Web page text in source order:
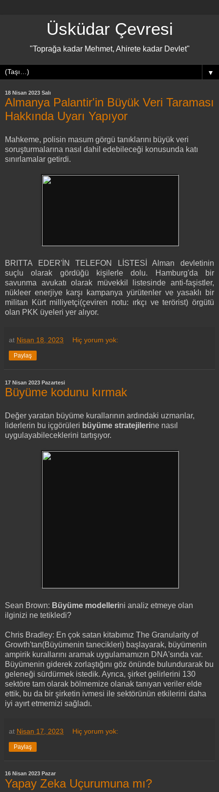
Üsküdar Çevresi
"Toprağa kadar Mehmet, Ahirete kadar Devlet"
▼
18 Nisan 2023 Salı
Almanya Palantir'in Büyük Veri Taraması
Hakkında Uyarı Yapıyor
Mahkeme, polisin masum görgü tanıklarını büyük veri
soruşturmalarına nasıl dahil edebileceği konusunda katı
sınırlamalar getirdi.
BRITTA EDER'İN TELEFON LİSTESİ Alman devletinin
suçlu olarak gördüğü kişilerle dolu. Hamburg'da bir
savunma avukatı olarak müvekkil listesinde anti-faşistler,
nükleer enerjiye karşı kampanya yürütenler ve yasaklı bir
militan Kürt milliyetçi(çeviren notu: ırkçı ve terörist) örgütü
olan PKK üyeleri yer alıyor.
at Nisan 18, 2023 Hiç yorum yok:
Paylaş
17 Nisan 2023 Pazartesi
Büyüme kodunu kırmak
Değer yaratan büyüme kurallarının ardındaki uzmanlar,
liderlerin bu içgörüleri büyüme stratejilerine nasıl
uygulayabileceklerini tartışıyor.
Sean Brown: Büyüme modellerini analiz etmeye olan
ilginizi ne tetikledi?
Chris Bradley: En çok satan kitabımız The Granularity of
Growth'tan(Büyümenin tanecikleri) başlayarak, büyümenin
ampirik kurallarını aramak uygulamamızın DNA'sında var.
Büyümenin giderek zorlaştığını göz önünde bulundurarak bu
geleneği sürdürmek istedik. Ayrıca, şirket gelirlerini 130
sektöre tam olarak bölmemize olanak tanıyan veriler elde
ettik, bu da bir şirketin ivmesi ile sektörünün etkilerini daha
iyi ayırt etmemizi sağladı.
at Nisan 17, 2023 Hiç yorum yok:
Paylaş
16 Nisan 2023 Pazar
Yapay Zeka Uçurumuna mı?